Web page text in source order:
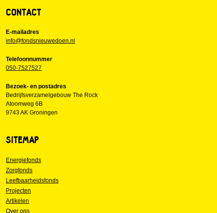
SITEMAP
Energiefonds
Zorgfonds
Leefbaarheidsfonds
Projecten
Artikelen
Over ons
CONTACT
E-mailadres
info@fondsnieuwedoen.nl
Telefoonnummer
050-7527527
Bezoek- en postadres
Bedrijfsverzamelgebouw The Rock
Atoomweg 6B
9743 AK Groningen